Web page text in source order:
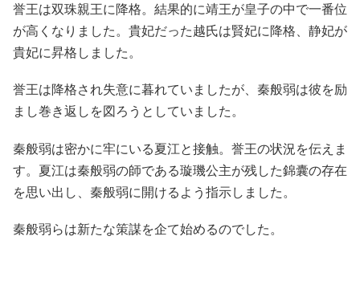
誉王は双珠親王に降格。結果的に靖王が皇子の中で一番位
が高くなりました。貴妃だった越氏は賢妃に降格、静妃が
貴妃に昇格しました。
誉王は降格され失意に暮れていましたが、秦般弱は彼を励
まし巻き返しを図ろうとしていました。
秦般弱は密かに牢にいる夏江と接触。誉王の状況を伝えま
す。夏江は秦般弱の師である璇璣公主が残した錦囊の存在
を思い出し、秦般弱に開けるよう指示しました。
秦般弱らは新たな策謀を企て始めるのでした。